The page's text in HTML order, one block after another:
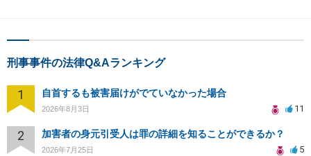
刑事事件の法律Q&Aランキング
1 自首するも被害届けがでていなかった場合
2026年8月3日 11
2 加害者の身元引受人は罪の詳細を知ることができるか？
2026年7月25日 5